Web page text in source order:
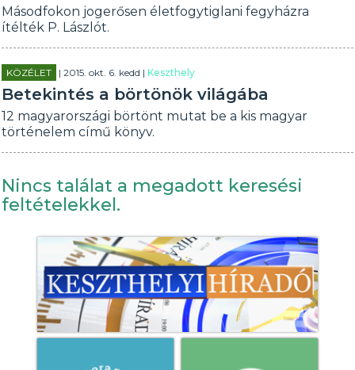
Másodfokon jogerősen életfogytiglani fegyházra
ítélték P. Lászlót.
KÖZÉLET | 2015. okt. 6. kedd |Keszthely
Betekintés a börtönök világába
12 magyarországi börtönt mutat be a kis magyar
történelem című könyv.
Nincs találat a megadott keresési
feltételekkel.